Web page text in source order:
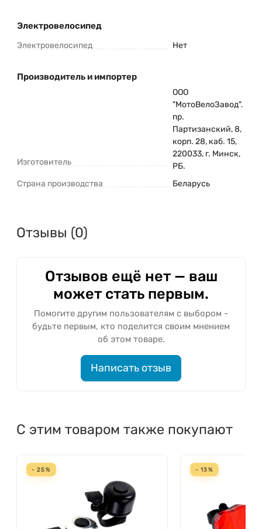
Электровелосипед
Электровелосипед Нет
Производитель и импортер
Изготовитель
ООО
"МотоВелоЗавод".
пр.
Партизанский, 8,
корп. 28, каб. 15,
220033, г. Минск,
РБ.
Страна производства
Беларусь
Отзывы (0)
Отзывов ещё нет — ваш
может стать первым.
Помогите другим пользователям с выбором -
будьте первым, кто поделится своим мнением
об этом товаре.
Написать отзыв
С этим товаром также покупают
- 25% - 13%